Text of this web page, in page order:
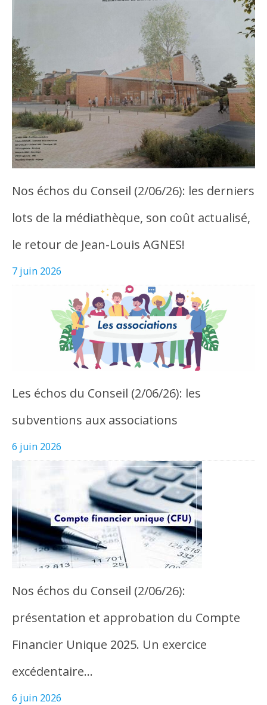
Nos échos du Conseil (2/06/26): les derniers
lots de la médiathèque, son coût actualisé,
le retour de Jean-Louis AGNES!
7 juin 2026
Les échos du Conseil (2/06/26): les
subventions aux associations
6 juin 2026
Nos échos du Conseil (2/06/26):
présentation et approbation du Compte
Financier Unique 2025. Un exercice
excédentaire…
6 juin 2026